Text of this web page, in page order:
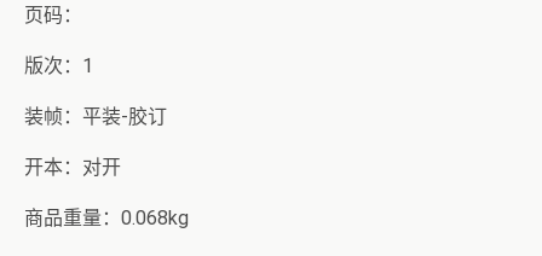
页码：
版次：1
装帧：平装-胶订
开本：对开
商品重量：0.068kg